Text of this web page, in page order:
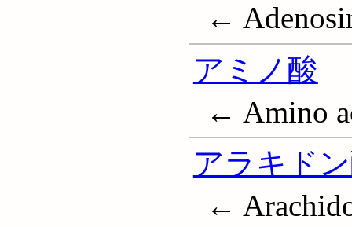
←
アミノ酸
← Amino
アラキド
←